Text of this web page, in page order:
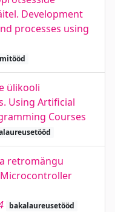
Development
processes using
ülikooli
Using Artificial
Courses
retromängu
bakalaureusetööd